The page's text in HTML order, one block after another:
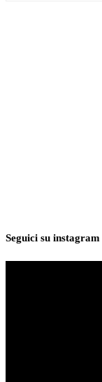
Seguici su instagram